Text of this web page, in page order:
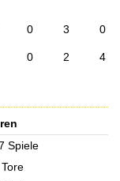
0 3 0
0 2 4
Spiele